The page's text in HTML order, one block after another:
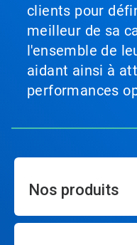
clients pour
meilleur de sa
l'ensemble de
aidant ainsi à
performances
Nos produits